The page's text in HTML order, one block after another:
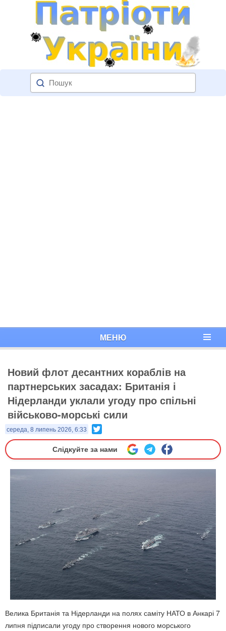
МЕНЮ
Новий флот десантних кораблів на
партнерських засадах: Британія і
Нідерланди уклали угоду про спільні
військово-морські сили
середа, 8 липень 2026, 6:33
Слідкуйте за нами
Велика Британія та Нідерланди на полях саміту НАТО в Анкарі 7
липня підписали угоду про створення нового морського